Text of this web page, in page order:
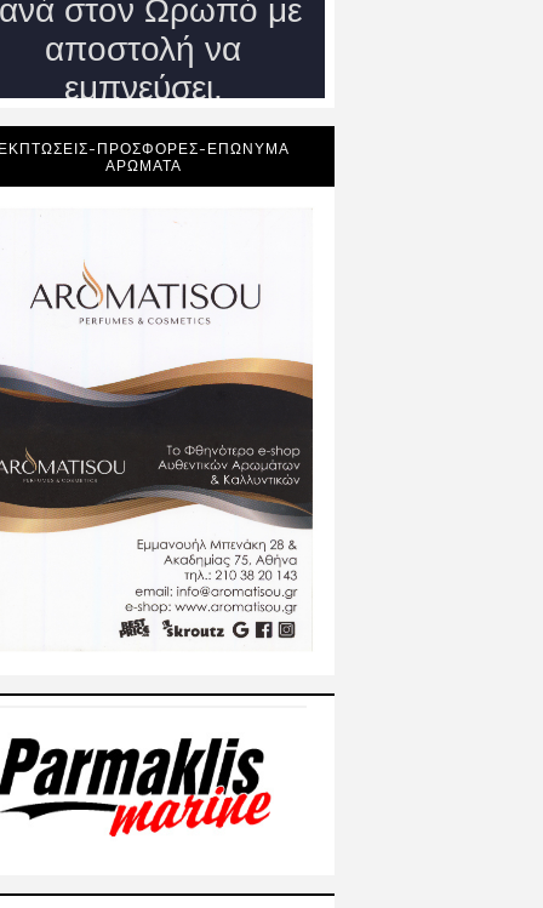
ΠΡΟΣΦΟΡΕΣ-ΕΠΩΝΥΜΑ
ΑΡΩΜΑΤΑ